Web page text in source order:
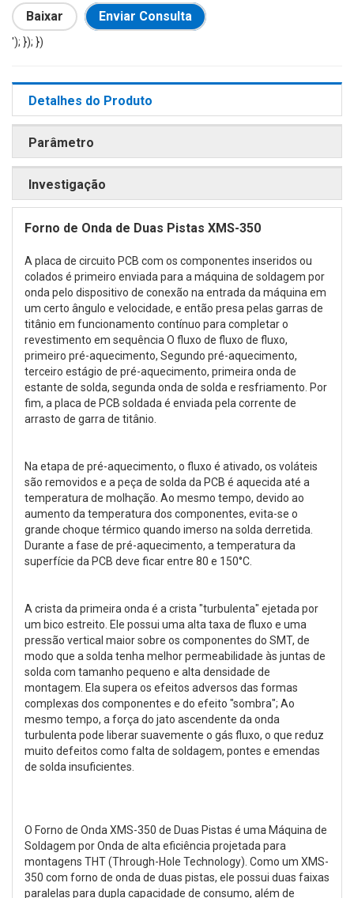
Baixar Enviar Consulta
'); }); })
Detalhes do Produto
Parâmetro
Investigação
Forno de Onda de Duas Pistas XMS-350
A placa de circuito PCB com os componentes inseridos ou
colados é primeiro enviada para a máquina de soldagem por
onda pelo dispositivo de conexão na entrada da máquina em
um certo ângulo e velocidade, e então presa pelas garras de
titânio em funcionamento contínuo para completar o
revestimento em sequência O fluxo de fluxo de fluxo,
primeiro pré-aquecimento, Segundo pré-aquecimento,
terceiro estágio de pré-aquecimento, primeira onda de
estante de solda, segunda onda de solda e resfriamento. Por
fim, a placa de PCB soldada é enviada pela corrente de
arrasto de garra de titânio.
Na etapa de pré-aquecimento, o fluxo é ativado, os voláteis
são removidos e a peça de solda da PCB é aquecida até a
temperatura de molhação. Ao mesmo tempo, devido ao
aumento da temperatura dos componentes, evita-se o
grande choque térmico quando imerso na solda derretida.
Durante a fase de pré-aquecimento, a temperatura da
superfície da PCB deve ficar entre 80 e 150°C.
A crista da primeira onda é a crista "turbulenta" ejetada por
um bico estreito. Ele possui uma alta taxa de fluxo e uma
pressão vertical maior sobre os componentes do SMT, de
modo que a solda tenha melhor permeabilidade às juntas de
solda com tamanho pequeno e alta densidade de
montagem. Ela supera os efeitos adversos das formas
complexas dos componentes e do efeito "sombra"; Ao
mesmo tempo, a força do jato ascendente da onda
turbulenta pode liberar suavemente o gás fluxo, o que reduz
muito defeitos como falta de soldagem, pontes e emendas
de solda insuficientes.
O Forno de Onda XMS-350 de Duas Pistas é uma Máquina de
Soldagem por Onda de alta eficiência projetada para
montagens THT (Through-Hole Technology). Como um XMS-
350 com forno de onda de duas pistas, ele possui duas faixas
paralelas para dupla capacidade de consumo, além de